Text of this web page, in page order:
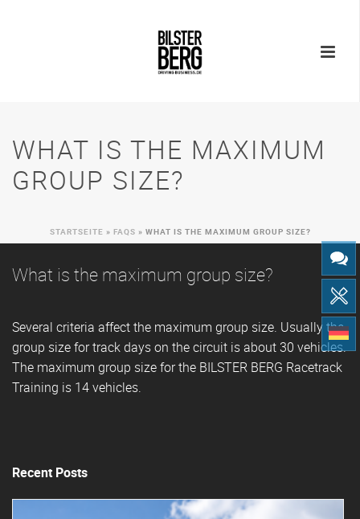
WHAT IS THE MAXIMUM
GROUP SIZE?
STARTSEITE » FAQS » WHAT IS THE MAXIMUM GROUP SIZE?
What is the maximum group size?
Several criteria affect the maximum group size. Usually the
group size for track days on the circuit is about 30 vehicles.
The maximum group size for the BILSTER BERG Racetrack
Training is 14 vehicles.
Recent Posts